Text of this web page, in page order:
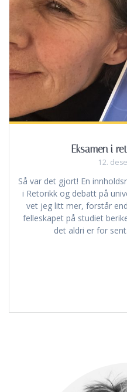
Eksamen i
12.
Så var det gjort! En
i Retorikk og debatt på
vet jeg litt mer, forstår
felleskapet på studiet
det aldri er for